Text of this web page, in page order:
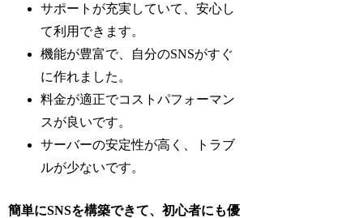
サポートが充実していて、安心し
て利用できます。
機能が豊富で、自分のSNSがすぐ
に作れました。
料金が適正でコストパフォーマン
スが良いです。
サーバーの安定性が高く、トラブ
ルが少ないです。
簡単にSNSを構築できて、初心者にも優